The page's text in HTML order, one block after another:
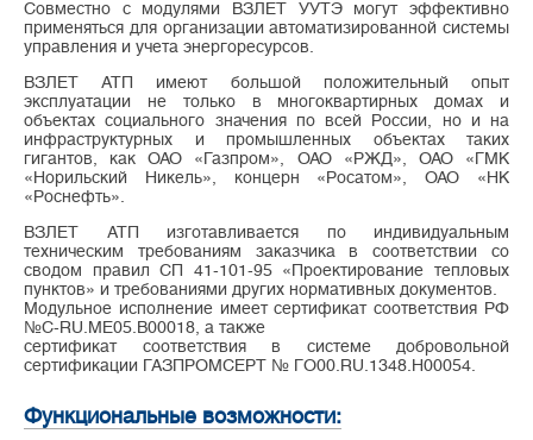
Совместно с модулями ВЗЛЕТ УУТЭ могут эффективно
применяться для организации автоматизированной системы
управления и учета энергоресурсов.
ВЗЛЕТ АТП имеют большой положительный опыт
эксплуатации не только в многоквартирных домах и
объектах социального значения по всей России, но и на
инфраструктурных и промышленных объектах таких
гигантов, как ОАО «Газпром», ОАО «РЖД», ОАО «ГМК
«Норильский Никель», концерн «Росатом», ОАО «НК
«Роснефть».
ВЗЛЕТ АТП изготавливается по индивидуальным
техническим требованиям заказчика в соответствии со
сводом правил СП 41-101-95 «Проектирование тепловых
пунктов» и требованиями других нормативных документов.
Модульное исполнение имеет сертификат соответствия РФ
№C-RU.ME05.B00018, а также
сертификат соответствия в системе добровольной
сертификации ГАЗПРОМСЕРТ № ГО00.RU.1348.Н00054.
Функциональные возможности: